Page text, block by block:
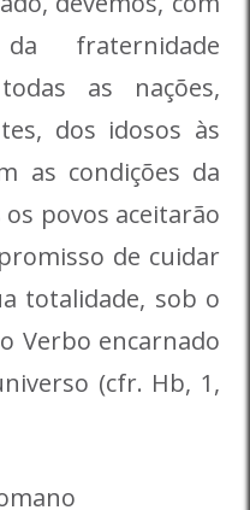
fraternidade
as nações,
dos idosos às
as condições da
os povos aceitarão
de cuidar
totalidade, sob o
Verbo encarnado
(cfr. Hb, 1,